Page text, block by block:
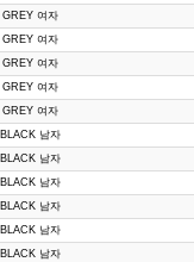
GREY 여자
GREY 여자
GREY 여자
GREY 여자
GREY 여자
BLACK 남자
BLACK 남자
BLACK 남자
BLACK 남자
BLACK 남자
BLACK 남자